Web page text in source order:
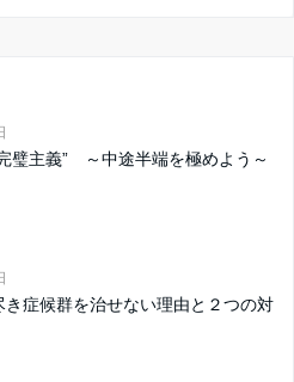
璧主義” ～中途半端を極めよう～
き症候群を治せない理由と２つの対